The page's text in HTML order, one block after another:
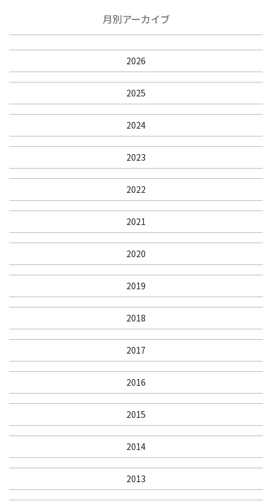
月別アーカイブ
2026
2025
2024
2023
2022
2021
2020
2019
2018
2017
2016
2015
2014
2013